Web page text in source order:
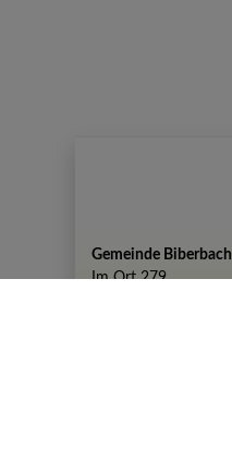
Gemeinde Biberbach
Im Ort 279